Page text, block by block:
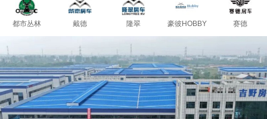
都市丛林 戴德 隆翠 豪彼HOBBY 赛德